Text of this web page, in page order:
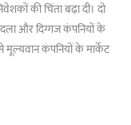
की चिंता बढ़ा दी। दो
और दिग्गज कंपनियों के
मूल्यवान कंपनियों के मार्केट